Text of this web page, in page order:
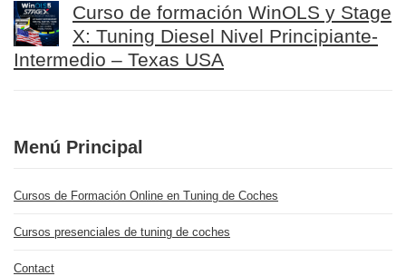
Curso de formación WinOLS y Stage
X: Tuning Diesel Nivel Principiante-
Intermedio – Texas USA
Menú Principal
Cursos de Formación Online en Tuning de Coches
Cursos presenciales de tuning de coches
Contact